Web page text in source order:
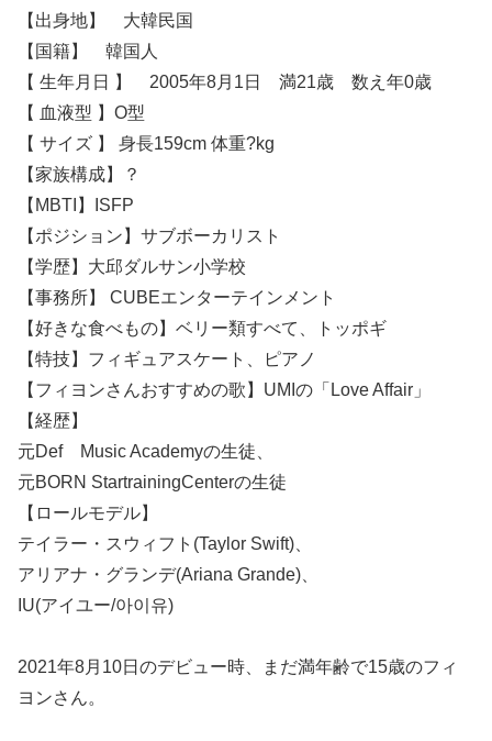
【出身地】 大韓民国
【国籍】 韓国人
【 生年月日 】 2005年8月1日 満21歳 数え年0歳
【 血液型 】O型
【 サイズ 】 身長159cm 体重?kg
【家族構成】？
【MBTI】ISFP
【ポジション】サブボーカリスト
【学歴】大邱ダルサン小学校
【事務所】 CUBEエンターテインメント
【好きな食べもの】ベリー類すべて、トッポギ
【特技】フィギュアスケート、ピアノ
【フィヨンさんおすすめの歌】UMIの「Love Affair」
【経歴】
元Def Music Academyの生徒、
元BORN StartrainingCenterの生徒
【ロールモデル】
テイラー・スウィフト(Taylor Swift)、
アリアナ・グランデ(Ariana Grande)、
IU(アイユー/아이유)
2021年8月10日のデビュー時、まだ満年齢で15歳のフィ
ヨンさん。